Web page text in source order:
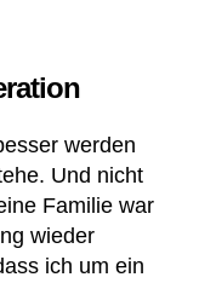
werden
Und nicht
Familie war
wieder
ich um ein